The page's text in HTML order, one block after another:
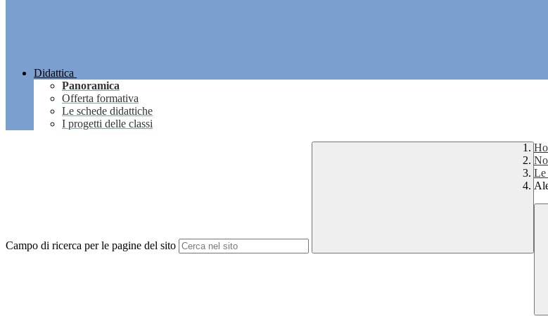
Didattica
Panoramica
Offerta formativa
Le schede didattiche
I progetti delle classi
Campo di ricerca per le pagine del sito
Le